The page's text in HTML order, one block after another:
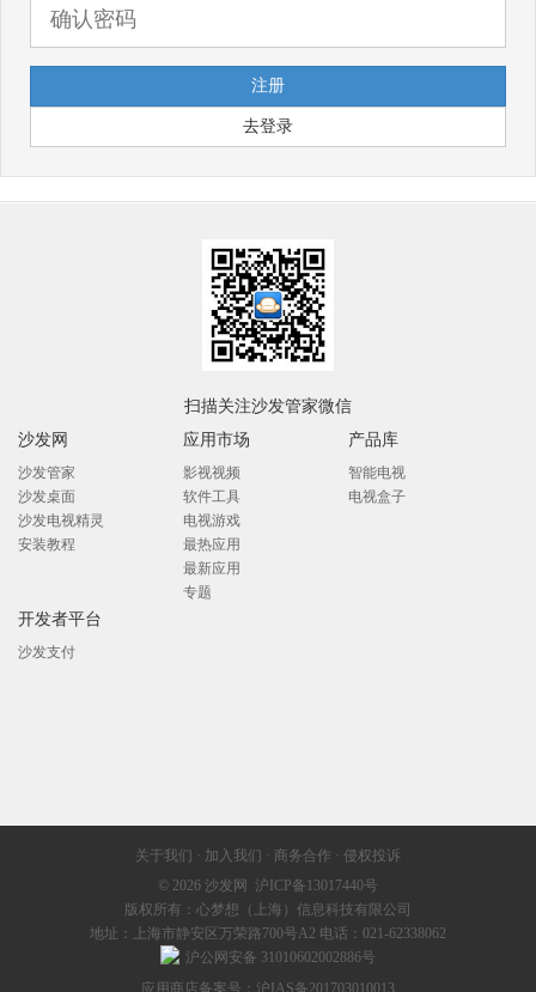
去登录
扫描关注沙发管家微信
沙发网
沙发管家
沙发桌面
沙发电视精灵
安装教程
应用市场
影视视频
软件工具
电视游戏
最热应用
最新应用
专题
产品库
智能电视
电视盒子
开发者平台
沙发支付
关于我们 · 加入我们 · 商务合作 · 侵权投诉
© 2026 沙发网 沪ICP备13017440号
版权所有：心梦想（上海）信息科技有限公司
地址：上海市静安区万荣路700号A2 电话：021-62338062
沪公网安备 31010602002886号
应用商店备案号：沪IAS备201703010013